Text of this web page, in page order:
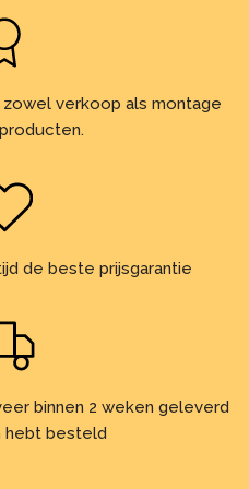
zowel verkoop als montage
de beste prijsgarantie
binnen 2 weken geleverd
hebt besteld